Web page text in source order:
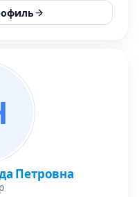
Петровна